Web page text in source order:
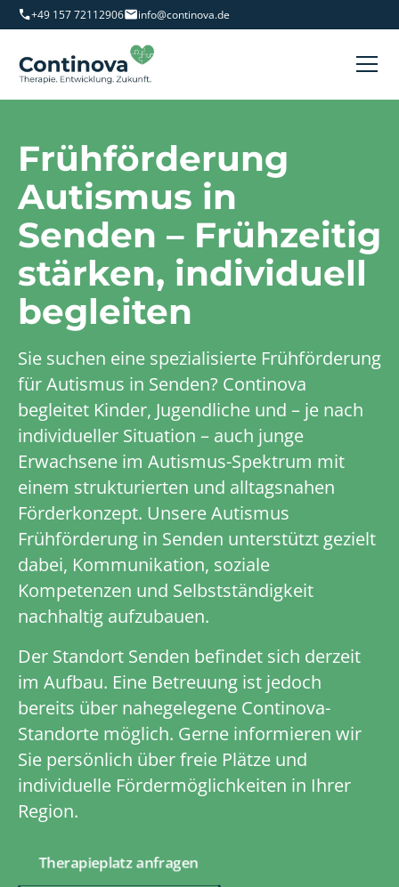
+49 157 72112906 info@continova.de
Frühförderung
Autismus in
Senden – Frühzeitig
stärken, individuell
begleiten
Sie suchen eine spezialisierte Frühförderung
für Autismus in Senden? Continova
begleitet Kinder, Jugendliche und – je nach
individueller Situation – auch junge
Erwachsene im Autismus-Spektrum mit
einem strukturierten und alltagsnahen
Förderkonzept. Unsere Autismus
Frühförderung in Senden unterstützt gezielt
dabei, Kommunikation, soziale
Kompetenzen und Selbstständigkeit
nachhaltig aufzubauen.
Der Standort Senden befindet sich derzeit
im Aufbau. Eine Betreuung ist jedoch
bereits über nahegelegene Continova-
Standorte möglich. Gerne informieren wir
Sie persönlich über freie Plätze und
individuelle Fördermöglichkeiten in Ihrer
Region.
Therapieplatz anfragen